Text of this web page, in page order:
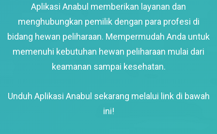
Aplikasi Anabul memberikan layanan dan
menghubungkan pemilik dengan para profesi di
bidang hewan peliharaan. Mempermudah Anda untuk
memenuhi kebutuhan hewan peliharaan mulai dari
keamanan sampai kesehatan.
Unduh Aplikasi Anabul sekarang melalui link di bawah
ini!